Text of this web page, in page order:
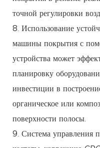
точной регулировки
8. Использование
машины покрытия с
устройства может
планировку
инвестиции в
органическое или
поверхности полосы.
9. Система управления